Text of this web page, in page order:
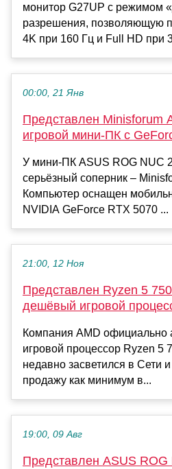
монитор G27UP с режимом
разрешения, позволяющую
4K при 160 Гц и Full HD при
00:00, 21 Янв
Представлен Minisforum
игровой мини-ПК с
У мини-ПК ASUS ROG NUC
серьёзный соперник –
Компьютер оснащен
NVIDIA GeForce RTX 5070 ...
21:00, 12 Ноя
Представлен Ryzen 5
дешёвый игровой
Компания AMD официально
игровой процессор Ryzen 5
недавно засветился в Сети
продажу как минимум в...
19:00, 09 Авг
Представлен ASUS ROG